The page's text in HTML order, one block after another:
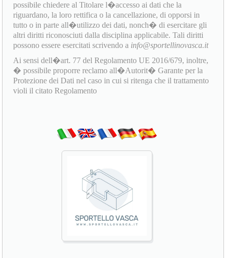
possibile chiedere al Titolare l�accesso ai dati che la
riguardano, la loro rettifica o la cancellazione, di opporsi in
tutto o in parte all�utilizzo dei dati, nonch� di esercitare gli
altri diritti riconosciuti dalla disciplina applicabile. Tali diritti
possono essere esercitati scrivendo a info@sportellinovasca.it
Ai sensi dell�art. 77 del Regolamento UE 2016/679, inoltre,
� possibile proporre reclamo all�Autorit� Garante per la
Protezione dei Dati nel caso in cui si ritenga che il trattamento
violi il citato Regolamento